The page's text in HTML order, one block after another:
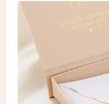
Producten